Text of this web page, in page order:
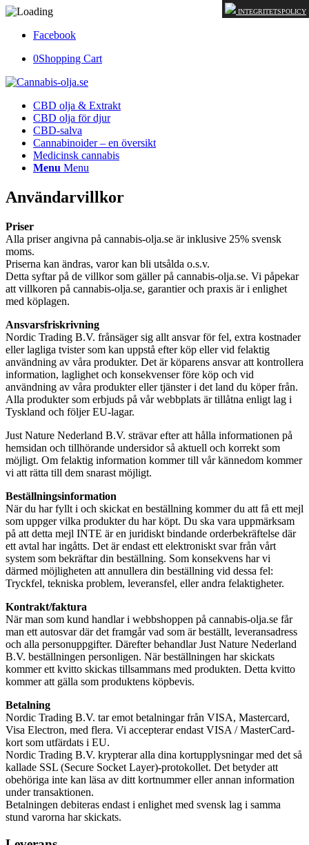
INTEGRITETSPOLICY
Facebook
0Shopping Cart
CBD olja & Extrakt
CBD olja för djur
CBD-salva
Cannabinoider – en översikt
Medicinsk cannabis
Menu Menu
Användarvillkor
Priser
Alla priser angivna på cannabis-olja.se är inklusive 25% svensk
moms.
Priserna kan ändras, varor kan bli utsålda o.s.v.
Detta syftar på de villkor som gäller på cannabis-olja.se. Vi påpekar
att villkoren på cannabis-olja.se, garantier och praxis är i enlighet
med köplagen.
Ansvarsfriskrivning
Nordic Trading B.V. frånsäger sig allt ansvar för fel, extra kostnader
eller lagliga tvister som kan uppstå efter köp eller vid felaktig
användning av våra produkter. Det är köparens ansvar att kontrollera
information, laglighet och konsekvenser före köp och vid
användning av våra produkter eller tjänster i det land du köper från.
Alla produkter som erbjuds på vår webbplats är tillåtna enligt lag i
Tyskland och följer EU-lagar.
Just Nature Nederland B.V. strävar efter att hålla informationen på
hemsidan och tillhörande undersidor så aktuell och korrekt som
möjligt. Om felaktig information kommer till vår kännedom kommer
vi att rätta till dem snarast möjligt.
Beställningsinformation
När du har fyllt i och skickat en beställning kommer du att få ett mejl
som uppger vilka produkter du har köpt. Du ska vara uppmärksam
på att detta mejl INTE är en juridiskt bindande orderbekräftelse där
ett avtal har ingåtts. Det är endast ett elektroniskt svar från vårt
system som bekräftar din beställning. Som konsekvens har vi
därmed möjligheten att annullera din beställning vid dessa fel:
Tryckfel, tekniska problem, leveransfel, eller andra felaktigheter.
Kontrakt/faktura
När man som kund handlar i webbshoppen på cannabis-olja.se får
man ett autosvar där det framgår vad som är beställt, leveransadress
och alla personuppgifter. Därefter behandlar Just Nature Nederland
B.V. beställningen personligen. När beställningen har skickats
kommer ett kvitto skickas tillsammans med produkten. Detta kvitto
kommer att gälla som produktens köpbevis.
Betalning
Nordic Trading B.V. tar emot betalningar från VISA, Mastercard,
Visa Electron, med flera. Vi accepterar endast VISA / MasterCard-
kort som utfärdats i EU.
Nordic Trading B.V. krypterar alla dina kortupplysningar med det så
kallade SSL (Secure Socket Layer)-protokollet. Det betyder att
obehöriga inte kan läsa av ditt kortnummer eller annan information
under transaktionen.
Betalningen debiteras endast i enlighet med svensk lag i samma
stund varorna har skickats.